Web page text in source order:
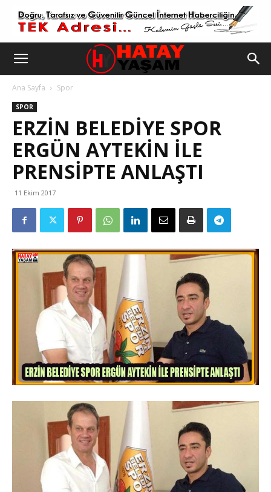
Ana Sayfa Spor
SPOR
ERZİN BELEDİYE SPOR
ERGÜN AYTEKİN İLE
PRENSİPTE ANLAŞTI
11 Ekim 2017